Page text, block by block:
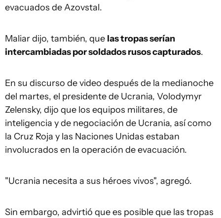
evacuados de Azovstal.
Maliar dijo, también, que las tropas serían
intercambiadas por soldados rusos capturados.
En su discurso de video después de la medianoche
del martes, el presidente de Ucrania, Volodymyr
Zelensky, dijo que los equipos militares, de
inteligencia y de negociación de Ucrania, así como
la Cruz Roja y las Naciones Unidas estaban
involucrados en la operación de evacuación.
"Ucrania necesita a sus héroes vivos", agregó.
Sin embargo, advirtió que es posible que las tropas